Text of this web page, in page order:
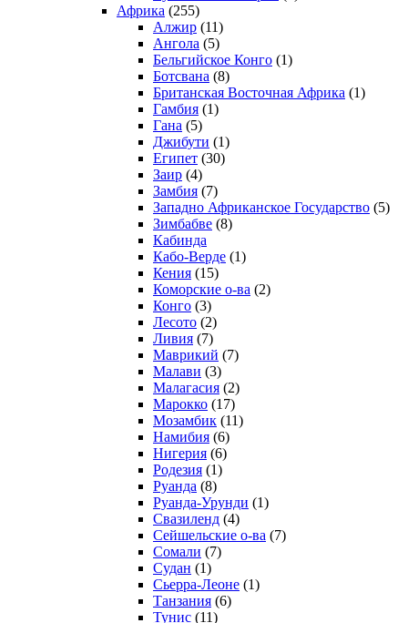
Африка (255)
Алжир (11)
Ангола (5)
Бельгийское Конго (1)
Ботсвана (8)
Британская Восточная Африка (1)
Гамбия (1)
Гана (5)
Джибути (1)
Египет (30)
Заир (4)
Замбия (7)
Западно Африканское Государство (5)
Зимбабве (8)
Кабинда
Кабо-Верде (1)
Кения (15)
Коморские о-ва (2)
Конго (3)
Лесото (2)
Ливия (7)
Маврикий (7)
Малави (3)
Малагасия (2)
Марокко (17)
Мозамбик (11)
Намибия (6)
Нигерия (6)
Родезия (1)
Руанда (8)
Руанда-Урунди (1)
Свазиленд (4)
Сейшельские о-ва (7)
Сомали (7)
Судан (1)
Сьерра-Леоне (1)
Танзания (6)
Тунис (11)